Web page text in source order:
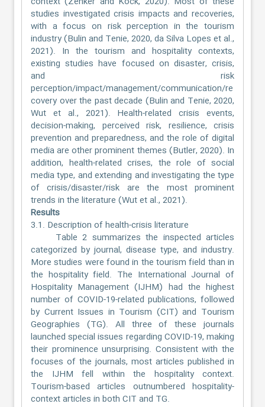
studies investigated crisis impacts and recoveries,
with a focus on risk perception in the tourism
industry (Bulin and Tenie, 2020, da Silva Lopes et al.,
2021). In the tourism and hospitality contexts,
existing studies have focused on disaster, crisis,
and risk
perception/impact/management/communication/re
covery over the past decade (Bulin and Tenie, 2020,
Wut et al., 2021). Health-related crisis events,
decision-making, perceived risk, resilience, crisis
prevention and preparedness, and the role of digital
media are other prominent themes (Butler, 2020). In
addition, health-related crises, the role of social
media type, and extending and investigating the type
of crisis/disaster/risk are the most prominent
trends in the literature (Wut et al., 2021).
Results
3.1. Description of health-crisis literature
Table 2 summarizes the inspected articles
categorized by journal, disease type, and industry.
More studies were found in the tourism field than in
the hospitality field. The International Journal of
Hospitality Management (IJHM) had the highest
number of COVID-19-related publications, followed
by Current Issues in Tourism (CIT) and Tourism
Geographies (TG). All three of these journals
launched special issues regarding COVID-19, making
their prominence unsurprising. Consistent with the
focuses of the journals, most articles published in
the IJHM fell within the hospitality context.
Tourism-based articles outnumbered hospitality-
context articles in both CIT and TG.